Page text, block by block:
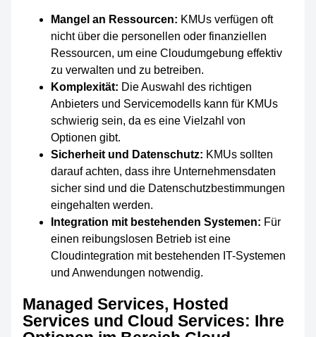
Mangel an Ressourcen: KMUs verfügen oft
nicht über die personellen oder finanziellen
Ressourcen, um eine Cloudumgebung effektiv
zu verwalten und zu betreiben.
Komplexität: Die Auswahl des richtigen
Anbieters und Servicemodells kann für KMUs
schwierig sein, da es eine Vielzahl von
Optionen gibt.
Sicherheit und Datenschutz: KMUs sollten
darauf achten, dass ihre Unternehmensdaten
sicher sind und die Datenschutzbestimmungen
eingehalten werden.
Integration mit bestehenden Systemen: Für
einen reibungslosen Betrieb ist eine
Cloudintegration mit bestehenden IT-Systemen
und Anwendungen notwendig.
Managed Services, Hosted
Services und Cloud Services: Ihre